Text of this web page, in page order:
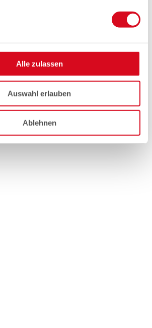
Alle zulassen
Auswahl erlauben
Ablehnen